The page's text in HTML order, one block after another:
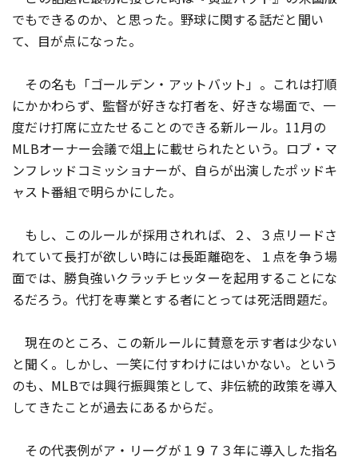
でもできるのか、と思った。野球に関する話だと聞い
て、目が点になった。
その名も「ゴールデン・アットバット」。これは打順
にかかわらず、監督が好きな打者を、好きな場面で、一
度だけ打席に立たせることのできる新ルール。11月の
MLBオーナー会議で俎上に載せられたという。ロブ・マ
ンフレッドコミッショナーが、自らが出演したポッドキ
ャスト番組で明らかにした。
もし、このルールが採用されれば、２、３点リードさ
れていて長打が欲しい時には長距離砲を、１点を争う場
面では、勝負強いクラッチヒッターを起用することにな
るだろう。代打を専業とする者にとっては死活問題だ。
現在のところ、この新ルールに賛意を示す者は少ない
と聞く。しかし、一笑に付すわけにはいかない。という
のも、MLBでは興行振興策として、非伝統的政策を導入
してきたことが過去にあるからだ。
その代表例がア・リーグが１９７３年に導入した指名